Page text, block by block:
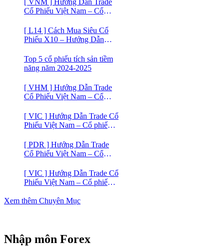
Cổ Phiếu Việt Nam – Cổ
[ L14 ] Cách Mua Siêu Cổ
Phiếu X10 – Hướng Dẫn
Cổ phiếu BĐS Licogi 14
Top 5 cổ phiếu tích sản tiềm
năng năm 2024-2025
[ VHM ] Hướng Dẫn Trade
Cổ Phiếu Việt Nam – Cổ
[ VIC ] Hướng Dẫn Trade Cổ
Phiếu Việt Nam – Cổ phiếu
[ PDR ] Hướng Dẫn Trade
Cổ Phiếu Việt Nam – Cổ
[ VIC ] Hướng Dẫn Trade Cổ
Phiếu Việt Nam – Cổ phiếu
Xem thêm Chuyên Mục
Nhập môn Forex